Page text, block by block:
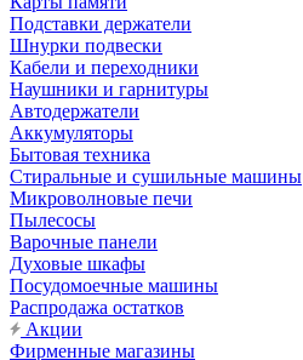
Подставки держатели
Шнурки подвески
Кабели и переходники
Наушники и гарнитуры
Автодержатели
Аккумуляторы
Бытовая техника
Стиральные и сушильные машины
Микроволновые печи
Пылесосы
Варочные панели
Духовые шкафы
Посудомоечные машины
Распродажа остатков
Акции
Фирменные магазины